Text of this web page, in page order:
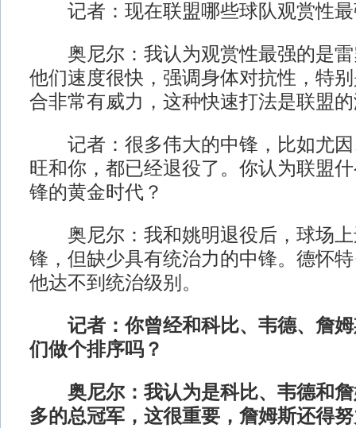
记者：现在联盟哪些球队观赏性最
奥尼尔：我认为观赏性最强的是雷
他们速度很快，强调身体对抗性，特
合非常有威力，这种快速打法是联盟
记者：很多伟大的中锋，比如尤因
旺和你，都已经退役了。你认为联盟
锋的黄金时代？
奥尼尔：我和姚明退役后，球场上
锋，但缺少具有统治力的中锋。德怀
他达不到统治级别。
记者：你曾经和科比、韦德、詹
们做个排序吗？
奥尼尔：我认为是科比、韦德和詹
多的总冠军，这很重要，詹姆斯还得